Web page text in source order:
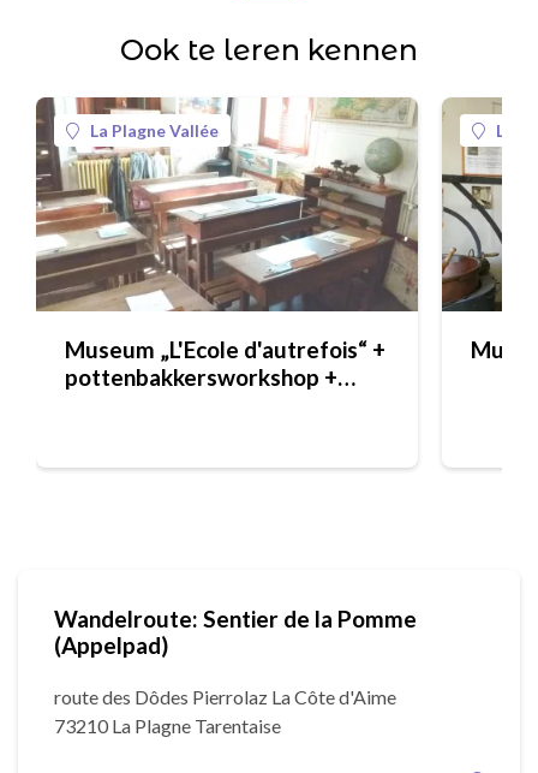
Ook te leren kennen
La Plagne Vallée
Museum „L'Ecole d'autrefois“ +
pottenbakkersworkshop +
La
Wandelroute: Sentier de la Pomme
(Appelpad)
route des Dôdes Pierrolaz La Côte d'Aime
73210 La Plagne Tarentaise